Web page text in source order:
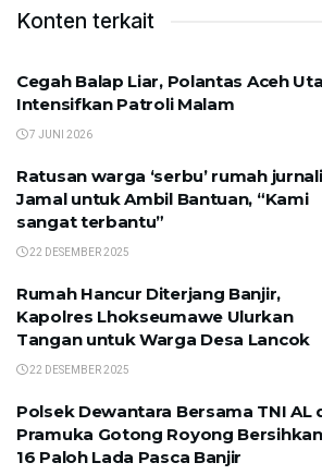
Konten terkait
Cegah Balap Liar, Polantas Aceh
Intensifkan Patroli Malam
7 JUNI 2026
Ratusan warga ‘serbu’ rumah
Jamal untuk Ambil Bantuan, “Kami
sangat terbantu”
22 DESEMBER 2025
Rumah Hancur Diterjang Banjir,
Kapolres Lhokseumawe Ulurkan
Tangan untuk Warga Desa Lancok
22 DESEMBER 2025
Polsek Dewantara Bersama TNI AL
Pramuka Gotong Royong
16 Paloh Lada Pasca Banjir